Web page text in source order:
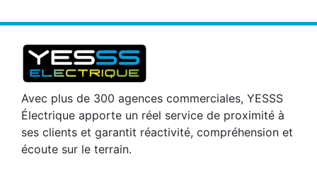
Avec plus de 300 agences commerciales, YESSS
Électrique apporte un réel service de proximité à
ses clients et garantit réactivité, compréhension et
écoute sur le terrain.